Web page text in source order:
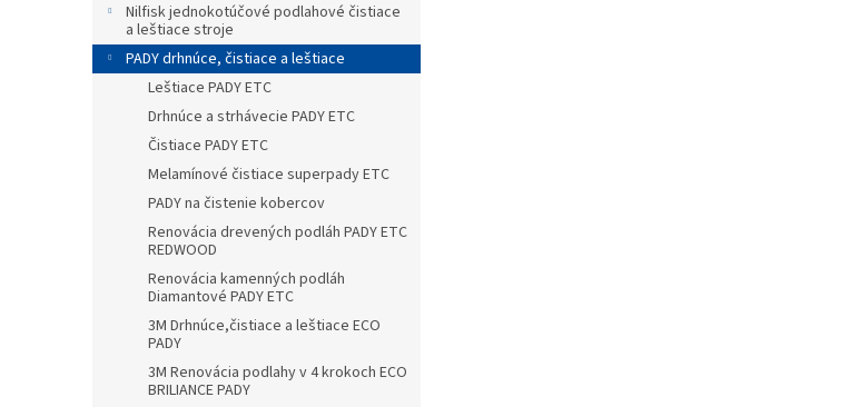
Nilfisk jednokotúčové podlahové čistiace
a leštiace stroje
PADY drhnúce, čistiace a leštiace
Leštiace PADY ETC
Drhnúce a strhávecie PADY ETC
Čistiace PADY ETC
Melamínové čistiace superpady ETC
PADY na čistenie kobercov
Renovácia drevených podláh PADY ETC
REDWOOD
Renovácia kamenných podláh
Diamantové PADY ETC
3M Drhnúce,čistiace a leštiace ECO
PADY
3M Renovácia podlahy v 4 krokoch ECO
BRILIANCE PADY